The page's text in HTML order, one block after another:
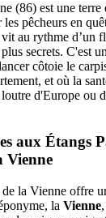
(86) est une terre
pêcheurs en
au rythme d’un
secrets. C'est
côtoie le
et où la
d'Europe ou
aux Étangs
Vienne
la Vienne offre
la Vienne